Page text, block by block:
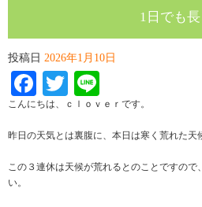
1日でも長
投稿日 2026年1月10日
Facebook
Twitter
こんにちは、ｃｌｏｖｅｒです。
昨日の天気とは裏腹に、本日は寒く荒れた天
この３連休は天候が荒れるとのことですので
い。